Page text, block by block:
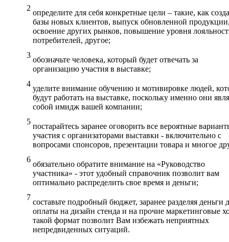
определите для себя конкретные цели – такие, как
базы новых клиентов, выпуск обновленной
освоение других рынков, повышение уровня
потребителей, другое;
обозначьте человека, который будет отвечать за
организацию участия в выставке;
уделите внимание обучению и мотивировке людей,
будут работать на выставке, поскольку именно они
собой имидж вашей компании;
постарайтесь заранее оговорить все вероятные
участия с организаторами выставки - включительно с
вопросами спонсоров, презентации товара и многое
обязательно обратите внимание на «Руководство
участника» - этот удобный справочник позволит вам
оптимально распределить свое время и деньги;
составьте подробный бюджет, заранее разделяя деньги
оплаты на дизайн стенда и на прочие маркетинговые
такой формат позволит Вам избежать неприятных
непредвиденных ситуаций.